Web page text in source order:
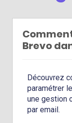
Brevo
Découvrez
paramétrer
une gestion
par email.